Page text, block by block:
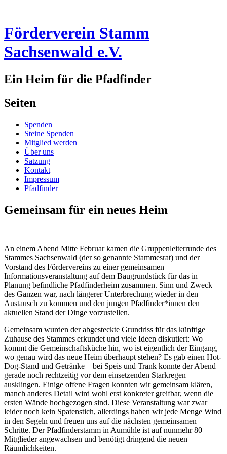
Förderverein Stamm
Sachsenwald e.V.
Ein Heim für die Pfadfinder
Seitenleiste
Seiten
Spenden
Steine Spenden
Mitglied werden
Über uns
Satzung
Kontakt
Impressum
Pfadfinder
Gemeinsam für ein neues Heim
An einem Abend Mitte Februar kamen die Gruppenleiterrunde des
Stammes Sachsenwald (der so genannte Stammesrat) und der
Vorstand des Fördervereins zu einer gemeinsamen
Informationsveranstaltung auf dem Baugrundstück für das in
Planung befindliche Pfadfinderheim zusammen. Sinn und Zweck
des Ganzen war, nach längerer Unterbrechung wieder in den
Austausch zu kommen und den jungen Pfadfinder*innen den
aktuellen Stand der Dinge vorzustellen.
Gemeinsam wurden der abgesteckte Grundriss für das künftige
Zuhause des Stammes erkundet und viele Ideen diskutiert: Wo
kommt die Gemeinschaftsküche hin, wo ist eigentlich der Eingang,
wo genau wird das neue Heim überhaupt stehen? Es gab einen Hot-
Dog-Stand und Getränke – bei Speis und Trank konnte der Abend
gerade noch rechtzeitig vor dem einsetzenden Starkregen
ausklingen. Einige offene Fragen konnten wir gemeinsam klären,
manch anderes Detail wird wohl erst konkreter greifbar, wenn die
ersten Wände hochgezogen sind. Diese Veranstaltung war zwar
leider noch kein Spatenstich, allerdings haben wir jede Menge Wind
in den Segeln und freuen uns auf die nächsten gemeinsamen
Schritte. Der Pfadfinderstamm in Aumühle ist auf nunmehr 80
Mitglieder angewachsen und benötigt dringend die neuen
Räumlichkeiten.